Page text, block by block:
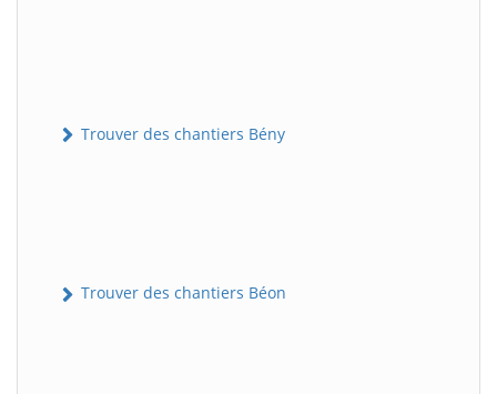
Trouver des chantiers Bény
Trouver des chantiers Béon